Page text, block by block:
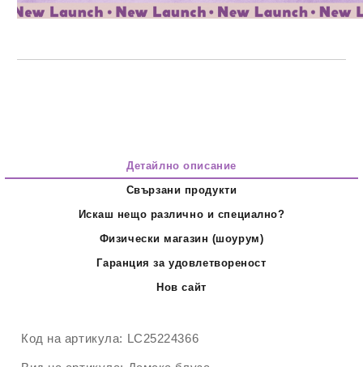
Детайлно описание
Свързани продукти
Искаш нещо различно и специално?
Физически магазин (шоурум)
Гаранция за удовлетвореност
Нов сайт
Код на артикула: LC25224366